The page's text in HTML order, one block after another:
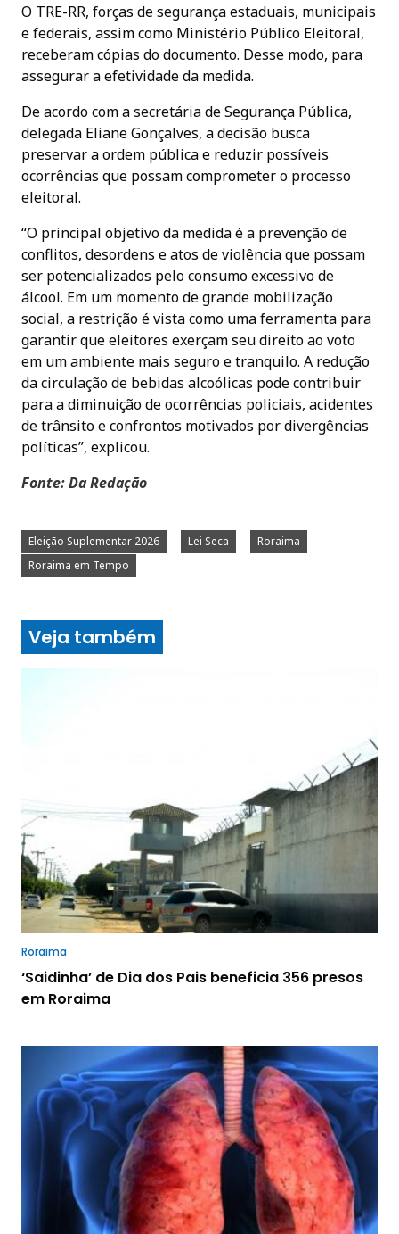
O TRE-RR, forças de segurança estaduais, municipais
e federais, assim como Ministério Público Eleitoral,
receberam cópias do documento. Desse modo, para
assegurar a efetividade da medida.
De acordo com a secretária de Segurança Pública,
delegada Eliane Gonçalves, a decisão busca
preservar a ordem pública e reduzir possíveis
ocorrências que possam comprometer o processo
eleitoral.
“O principal objetivo da medida é a prevenção de
conflitos, desordens e atos de violência que possam
ser potencializados pelo consumo excessivo de
álcool. Em um momento de grande mobilização
social, a restrição é vista como uma ferramenta para
garantir que eleitores exerçam seu direito ao voto
em um ambiente mais seguro e tranquilo. A redução
da circulação de bebidas alcoólicas pode contribuir
para a diminuição de ocorrências policiais, acidentes
de trânsito e confrontos motivados por divergências
políticas”, explicou.
Fonte: Da Redação
Eleição Suplementar 2026 Lei Seca
Roraima
Roraima em Tempo
Veja também
Roraima
‘Saidinha’ de Dia dos Pais beneficia 356 presos
em Roraima